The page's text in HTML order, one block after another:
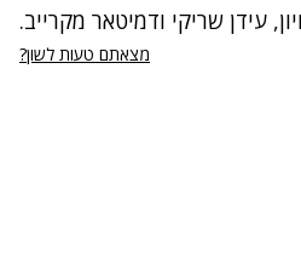
עידן שריקי ודמיטאר מקרייב.
מצאתם טעות לשון?